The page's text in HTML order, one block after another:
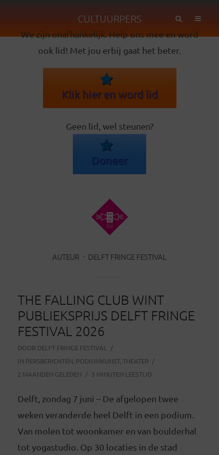
CULTUURPERS
We zijn onafhankelijk. Help ons mee en word
ook lid! Met jou erbij gaat het beter.
Klik hier en word lid
Geen lid, wel steunen?
Doneer
AUTEUR DELFT FRINGE FESTIVAL
THE FALLING CLUB WINT
PUBLIEKSPRIJS DELFT FRINGE
FESTIVAL 2026
DOOR DELFT FRINGE FESTIVAL
IN PERSBERICHTEN, PODIUMKUNST, THEATER
2 MAANDEN GELEDEN
3 MINUTEN LEESTIJD
Delft, zondag 7 juni – De afgelopen twee
weken veranderde heel Delft in een podium.
Van molen tot woonkamer en van boulderhal
tot yogastudio. Op 30 locaties in de stad